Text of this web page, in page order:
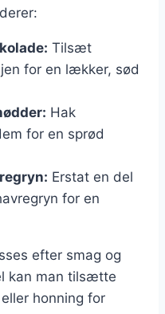
Tilsæt
for en lækker, sød
Hak
for en sprød
Erstat en del
for en
efter smag og
kan man tilsætte
honning for